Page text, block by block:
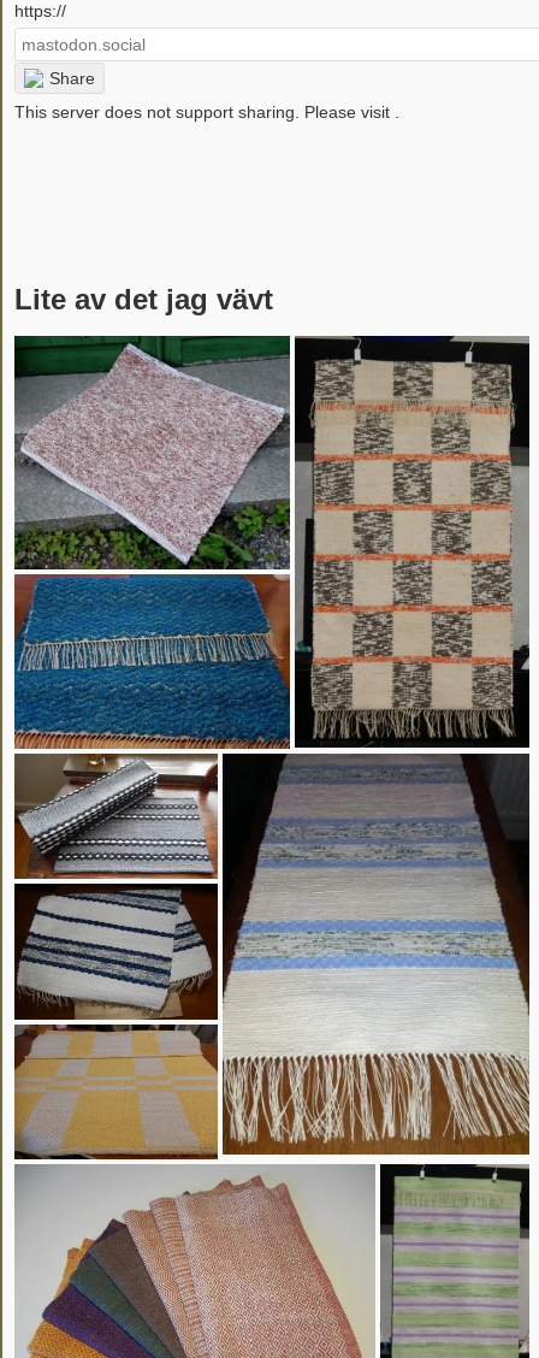
https://
Share
This server does not support sharing. Please visit
Lite av det jag vävt